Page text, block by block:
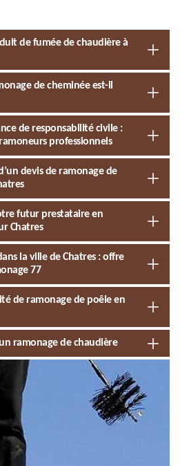
de fumée de chaudière à
de cheminée est-il
de responsabilité civile :
professionnels
devis de ramonage de
futur prestataire en
Chatres
la ville de Chatres : offre
77
de ramonage de poêle en
ramonage de chaudière